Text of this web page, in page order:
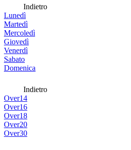
Indietro
Lunedì
Martedì
Mercoledì
Giovedì
Venerdì
Sabato
Domenica
Indietro
Over14
Over16
Over18
Over20
Over30